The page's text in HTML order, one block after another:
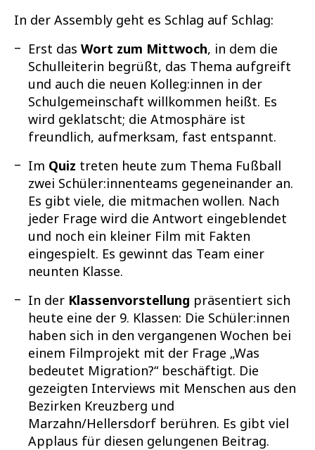
In der Assembly geht es Schlag auf Schlag:
Erst das Wort zum Mittwoch, in dem die
Schulleiterin begrüßt, das Thema aufgreift
und auch die neuen Kolleg:innen in der
Schulgemeinschaft willkommen heißt. Es
wird geklatscht; die Atmosphäre ist
freundlich, aufmerksam, fast entspannt.
Im Quiz treten heute zum Thema Fußball
zwei Schüler:innenteams gegeneinander an.
Es gibt viele, die mitmachen wollen. Nach
jeder Frage wird die Antwort eingeblendet
und noch ein kleiner Film mit Fakten
eingespielt. Es gewinnt das Team einer
neunten Klasse.
In der Klassenvorstellung präsentiert sich
heute eine der 9. Klassen: Die Schüler:innen
haben sich in den vergangenen Wochen bei
einem Filmprojekt mit der Frage „Was
bedeutet Migration?“ beschäftigt. Die
gezeigten Interviews mit Menschen aus den
Bezirken Kreuzberg und
Marzahn/Hellersdorf berühren. Es gibt viel
Applaus für diesen gelungenen Beitrag.